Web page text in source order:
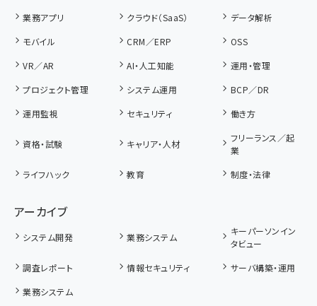
業務アプリ
クラウド（SaaS）
データ解析
モバイル
CRM／ERP
OSS
VR／AR
AI・人工知能
運用・管理
プロジェクト管理
システム運用
BCP／DR
運用監視
セキュリティ 働き方
資格・試験 キャリア・人材
フリーランス／起
業
ライフハック
教育 制度・法律
アーカイブ
システム開発 業務システム
キーパーソンイン
タビュー
調査レポート
情報セキュリティ
サーバ構築・運用
業務システム